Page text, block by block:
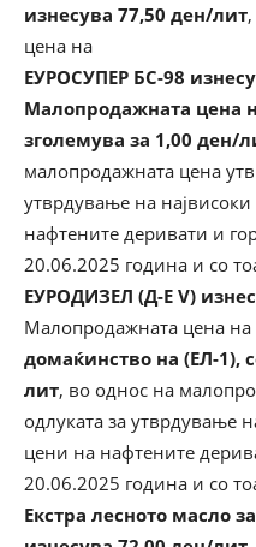
изнесува 77,50 ден/лит
цена на
ЕУРОСУПЕР БС-98
Малопродажната цена
зголемува за 1,00 ден/
малопродажната цена
утврдување на
нафтените деривати и
20.06.2025 година и со
ЕУРОДИЗЕЛ (Д-Е V)
Малопродажната цена на
домаќинство на (ЕЛ-1),
лит, во однос на
одлуката за утврдување
цени на нафтените
20.06.2025 година и со
Екстра лесното масло